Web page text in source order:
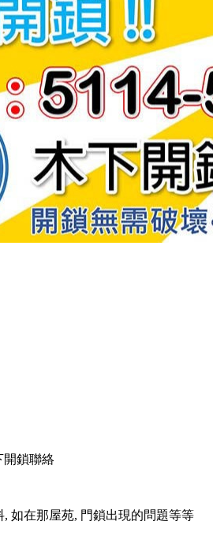
開鎖聯絡
如在那屋苑, 門鎖出現的問題等等